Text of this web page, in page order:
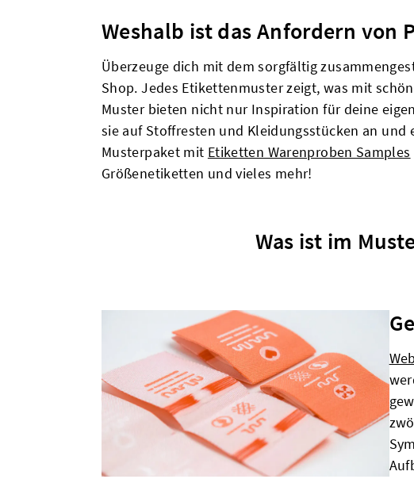
Weshalb ist das Anfordern von
Überzeuge dich mit dem sorgfältig
Shop. Jedes Etikettenmuster zeigt, was mit
Muster bieten nicht nur Inspiration für deine
sie auf Stoffresten und Kleidungsstücken an und
Musterpaket mit Etiketten Warenproben Samples
Größenetiketten und vieles mehr!
Was ist im